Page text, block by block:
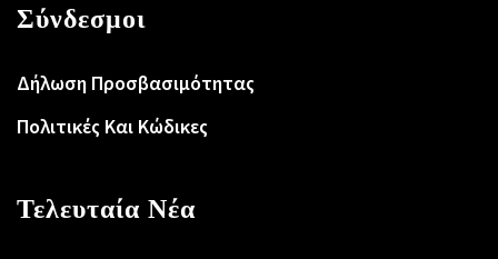
Σύνδεσμοι
Δήλωση Προσβασιμότητας
Πολιτικές Και Κώδικες
Τελευταία Νέα